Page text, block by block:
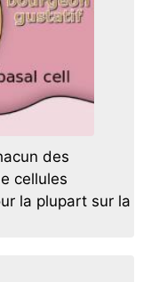
des
cellules
la plupart sur la